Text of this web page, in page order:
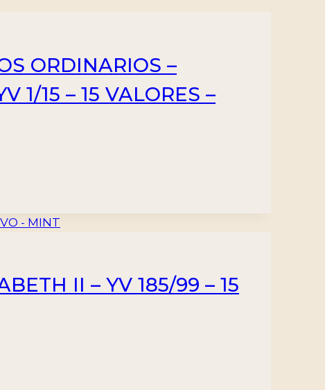
ORDINARIOS –
1/15 – 15 VALORES –
II – YV 185/99 – 15